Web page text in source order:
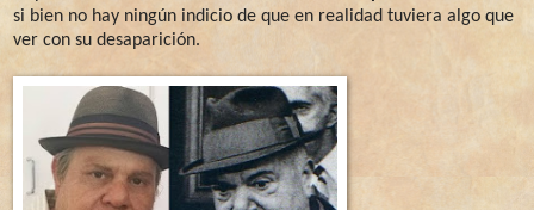
si bien no hay ningún indicio de que en realidad tuviera algo que
ver con su desaparición.